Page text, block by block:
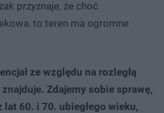
przyznaje, że choć
to teren ma ogromne
ze względu na rozległą
Zdajemy sobie sprawę,
60. i 70. ubiegłego wieku,